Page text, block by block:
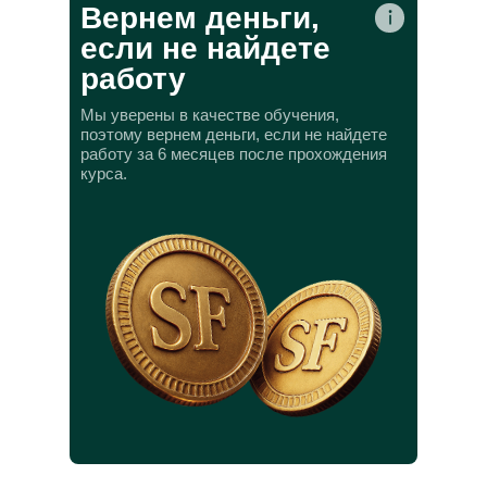
Вернем деньги,
если не найдете
работу
Мы уверены в качестве обучения,
поэтому вернем деньги, если не найдете
работу за 6 месяцев после прохождения
курса.